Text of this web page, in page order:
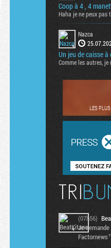
Coop à 4 , 4
Haha je ne peux pas
Nazca
Un jeu de caisse à
Comme les autres,
LES
(07h56)
Je